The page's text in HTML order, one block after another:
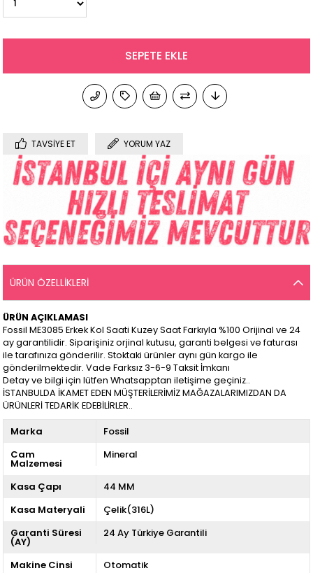
TAVSIYE ET YORUM YAZ
ÜRÜN ÖZELLIKLERI
ÜRÜN AÇIKLAMASI
Fossil ME3085 Erkek Kol Saati Kuzey Saat Farkıyla %100 Orijinal ve 24
ay garantilidir. Siparişiniz orjinal kutusu, garanti belgesi ve faturası
ile tarafınıza gönderilir. Stoktaki ürünler aynı gün kargo ile
gönderilmektedir. Vade Farksız 3-6-9 Taksit İmkanı
Detay ve bilgi için lütfen Whatsapptan iletişime geçiniz..
İSTANBULDA İKAMET EDEN MÜŞTERİLERİMİZ MAĞAZALARIMIZDAN DA
ÜRÜNLERİ TEDARİK EDEBİLİRLER..
Marka
Fossil
Cam
Malzemesi
Mineral
Kasa Çapı
44 MM
Kasa Materyali
Çelik(316L)
Garanti Süresi
(AY)
24 Ay Türkiye Garantili
Makine Cinsi Otomatik